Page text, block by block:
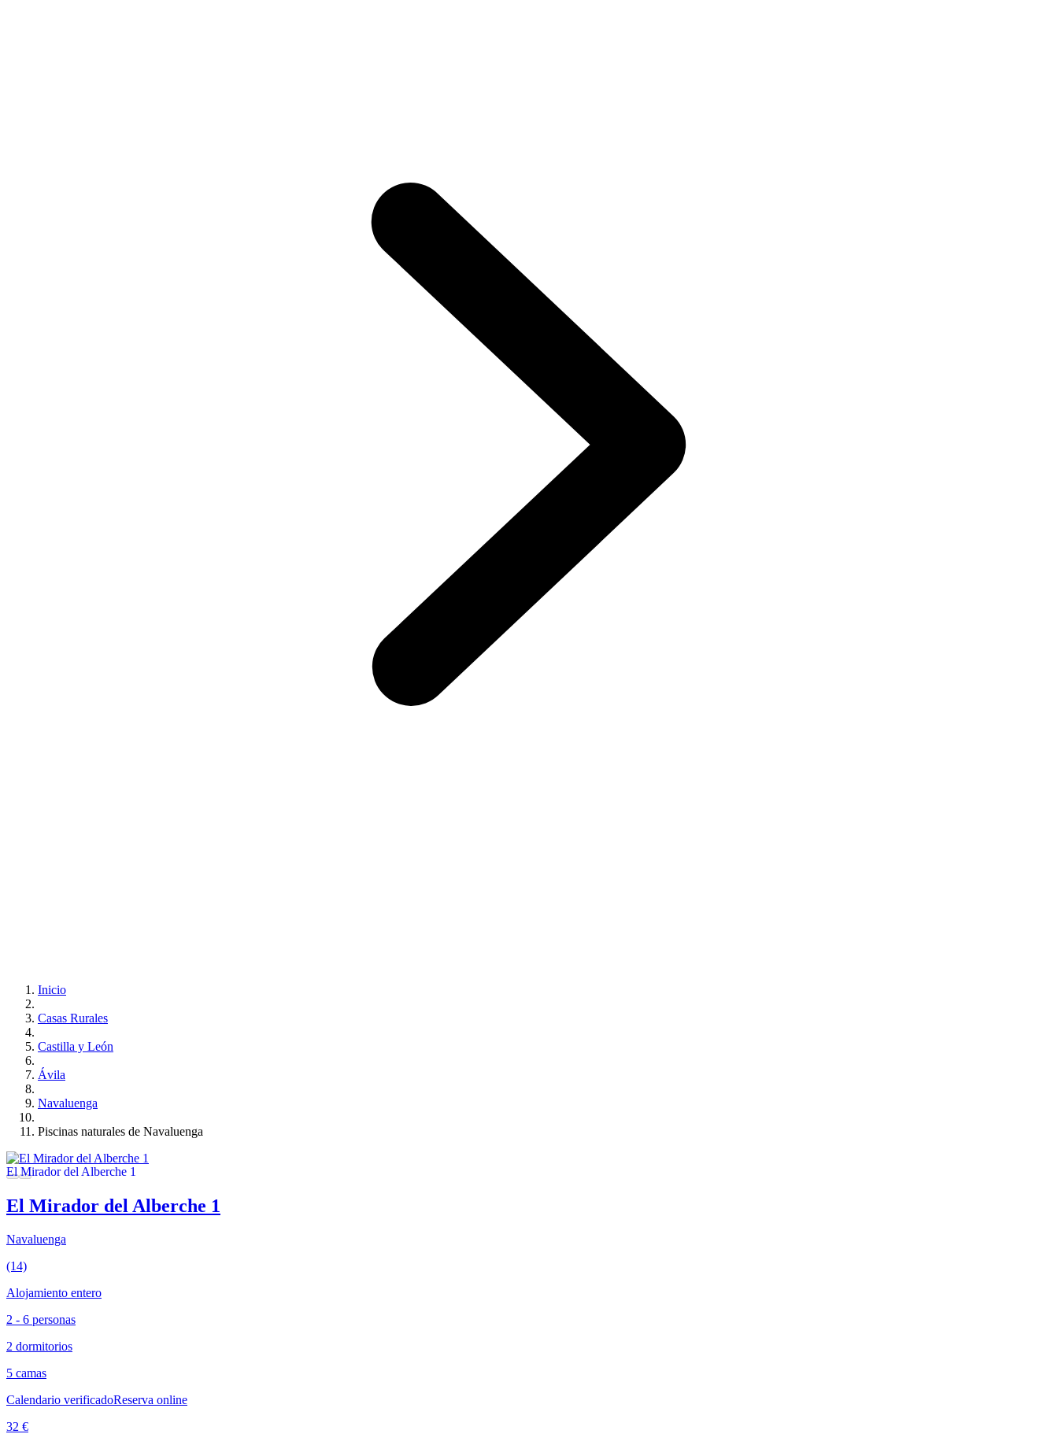
Inicio
Casas Rurales
Castilla y León
Ávila
Navaluenga
Piscinas naturales de Navaluenga
El Mirador del Alberche 1
Navaluenga
(14)
Alojamiento entero
2 - 6 personas
2 dormitorios
5 camas
Calendario verificadoReserva online
32 €